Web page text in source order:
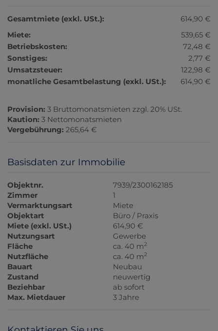
Gesamtmiete (exkl. USt.):
614,90 €
Miete:
539,65 €
Betriebskosten:
72,48 €
Sonstiges:
2,77 €
Umsatzsteuer:
122,98 €
monatliche Gesamtbelastung (exkl. USt.):
614,90 €
Provision: 3 Bruttomonatsmieten zzgl. 20% USt.
Kaution: 3 Nettomonatsmieten
Vergebührung: 265,64 €
Basisdaten zur Immobilie
Objektnr.
7939/2300162185
Zimmer
1
Vermarktungsart
Miete
Objektart
Büro / Praxis
Miete (exkl. USt.)
614,90 €
Nutzungsart
Gewerbe
Fläche
ca. 40 m2
Nutzfläche ca. 40 m2
Bauart
Neubau
Zustand
neuwertig
Beziehbar
ab sofort
Max. Mietdauer
3 Jahre